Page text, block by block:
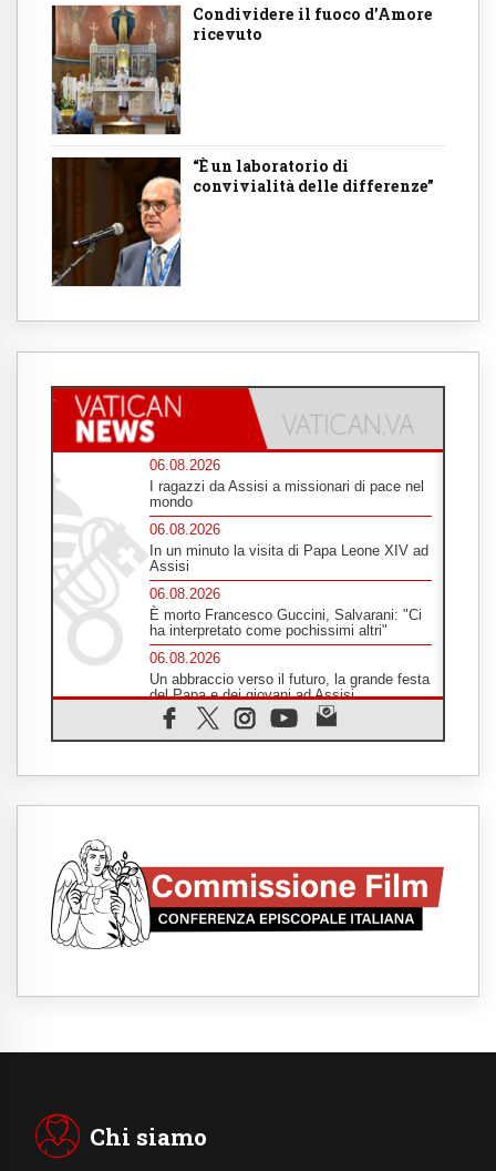
Condividere il fuoco d’Amore
ricevuto
“È un laboratorio di
convivialità delle differenze”
06.08.2026
I ragazzi da Assisi a missionari di pace nel
mondo
06.08.2026
In un minuto la visita di Papa Leone XIV ad
Assisi
06.08.2026
È morto Francesco Guccini, Salvarani: "Ci
ha interpretato come pochissimi altri"
06.08.2026
Un abbraccio verso il futuro, la grande festa
del Papa e dei giovani ad Assisi
06.08.2026
Il grazie dei giovani al Papa: "Oggi ci
Leone XIV: la rivoluzione del Vangelo
06.08.2026
Fra Marco Vianelli: alla scuola di san
Francesco per imparare il Vangelo della
pace
Chi siamo